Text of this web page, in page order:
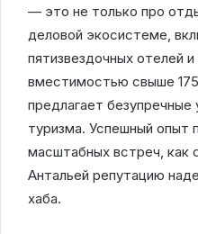
— это не только про
деловой экосистеме,
пятизвездочных отелей
вместимостью свыше
предлагает безупречные
туризма. Успешный опыт
масштабных встреч, как
Антальей репутацию
хаба.